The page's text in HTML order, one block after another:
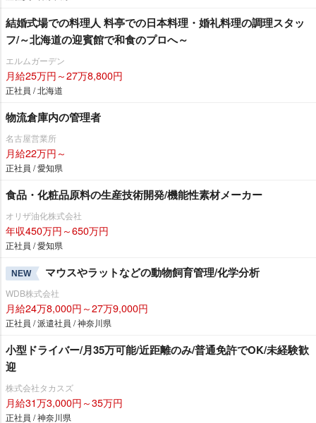
結婚式場での料理人 料亭での日本料理・婚礼料理の調理スタッ
フ/～北海道の迎賓館で和食のプロへ～
エルムガーデン
月給25万円～27万8,800円
正社員 / 北海道
物流倉庫内の管理者
名古屋営業所
月給22万円～
正社員 / 愛知県
食品・化粧品原料の生産技術開発/機能性素材メーカー
オリザ油化株式会社
年収450万円～650万円
正社員 / 愛知県
NEW マウスやラットなどの動物飼育管理/化学分析
WDB株式会社
月給24万8,000円～27万9,000円
正社員 / 派遣社員 / 神奈川県
小型ドライバー/月35万可能/近距離のみ/普通免許でOK/未経験歓
迎
株式会社タカスズ
月給31万3,000円～35万円
正社員 / 神奈川県